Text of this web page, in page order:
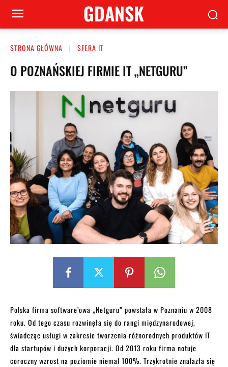
GDANSK
STRONA GŁÓWNA SFERA IT
O POZNAŃSKIEJ FIRMIE IT „NETGURU”
Polska firma software’owa „Netguru” powstała w Poznaniu w 2008
roku. Od tego czasu rozwinęła się do rangi międzynarodowej,
świadcząc usługi w zakresie tworzenia różnorodnych produktów IT
dla startupów i dużych korporacji. Od 2013 roku firma notuje
coroczny wzrost na poziomie niemal 100%. Trzykrotnie znalazła się